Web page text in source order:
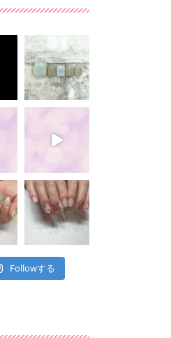
Followする